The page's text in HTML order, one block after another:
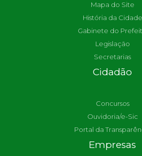
Mapa do Site
História da Cidade
Gabinete do
Legislação
Secretarias
Cidadão
Concursos
Ouvidoria/e-Sic
Portal da
Empresas